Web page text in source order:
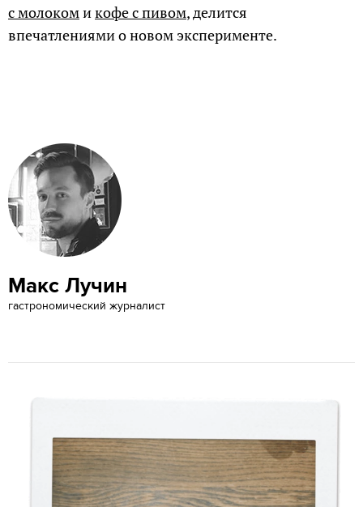
с молокомикофе с пивом, делится
впечатлениями о новом эксперименте.
Макс Лучин
гастрономический журналист